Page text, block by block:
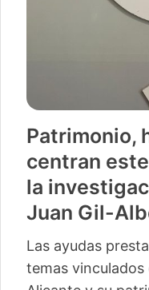
Patrimonio,
centran
la
Juan Gil-
Las ayudas
temas